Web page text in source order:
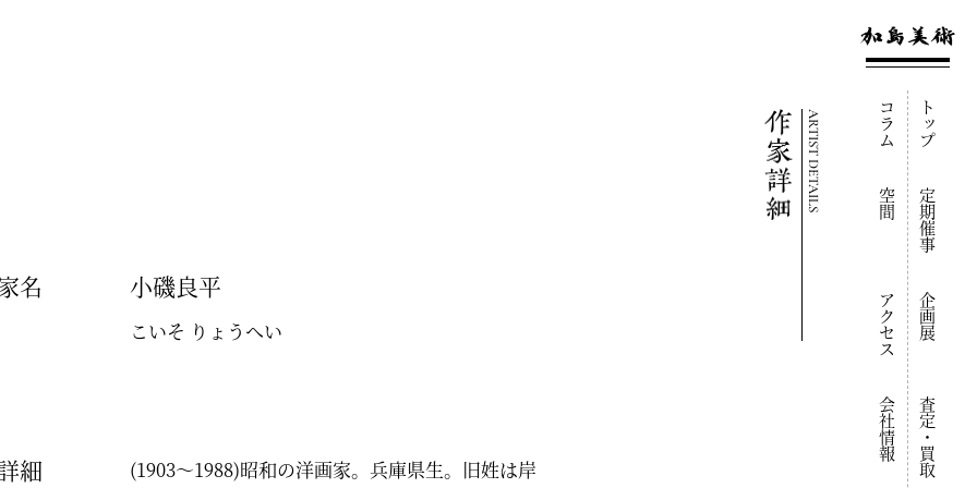
トップ
定期催事
企画展
査定・買取
コラム
空間
アクセス
会社情報
ARTIST DETAILS
名 小磯良平
こいそ りょうへい
細 (1903～1988)昭和の洋画家。兵庫県生。旧姓は岸